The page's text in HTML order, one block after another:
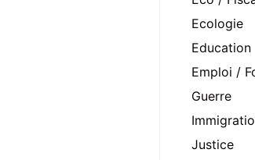
Ecologie
Education
Emploi /
Guerre
Justice